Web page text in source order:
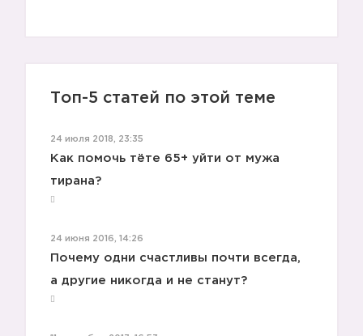
Топ-5 статей по этой теме
24 июля 2018, 23:35
Как помочь тёте 65+ уйти от мужа
тирана?
24 июня 2016, 14:26
Почему одни счастливы почти всегда,
а другие никогда и не станут?